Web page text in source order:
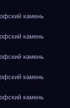
камень
камень
камень
камень
камень